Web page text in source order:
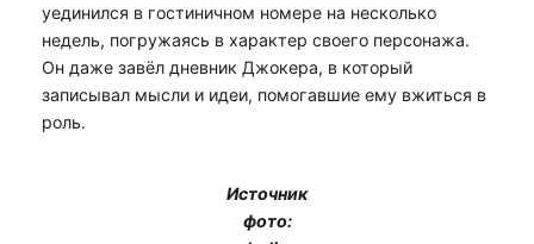
уединился в гостиничном номере на несколько
недель, погружаясь в характер своего персонажа.
Он даже завёл дневник Джокера, в который
записывал мысли и идеи, помогавшие ему вжиться в
роль.
Источник
фото: